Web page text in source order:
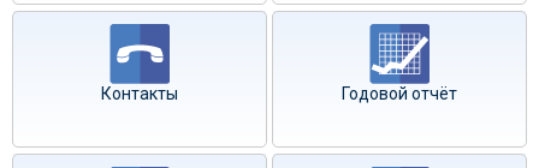
Контакты Годовой отчёт